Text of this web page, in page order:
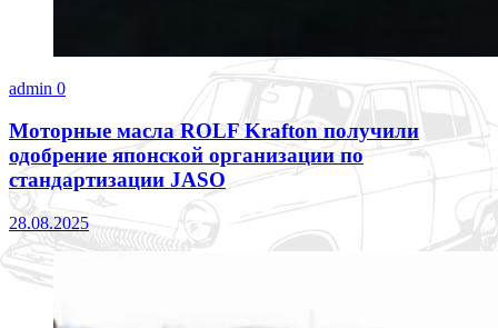
admin 0
Моторные масла ROLF Krafton получили
одобрение японской организации по
стандартизации JASO
28.08.2025